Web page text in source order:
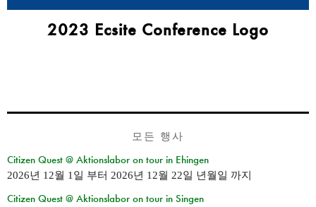
2023 Ecsite Conference Logo
모든 행사
Citizen Quest @ Aktionslabor on tour in Ehingen
2026년 12월 1일 부터 2026년 12월 22일 년월일 까지
Citizen Quest @ Aktionslabor on tour in Singen